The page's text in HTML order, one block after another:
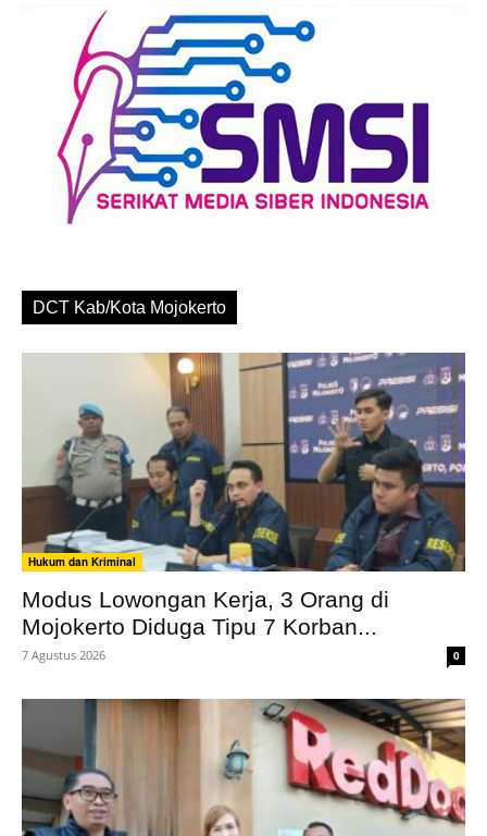
DCT Kab/Kota Mojokerto
Hukum dan Kriminal
Modus Lowongan Kerja, 3 Orang di
Mojokerto Diduga Tipu 7 Korban...
7 Agustus 2026 0